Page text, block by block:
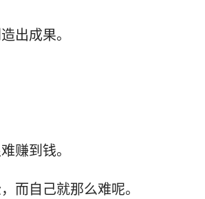
出成果。
赚到钱。
而自己就那么难呢。